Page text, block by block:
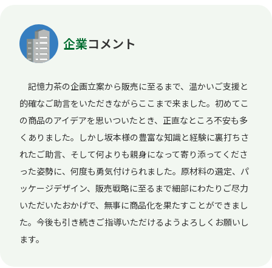
企業コメント
記憶力茶の企画立案から販売に至るまで、温かいご支援と
的確なご助言をいただきながらここまで来ました。初めてこ
の商品のアイデアを思いついたとき、正直なところ不安も多
くありました。しかし坂本様の豊富な知識と経験に裏打ちさ
れたご助言、そして何よりも親身になって寄り添ってくださ
った姿勢に、何度も勇気付けられました。原材料の選定、パ
ッケージデザイン、販売戦略に至るまで細部にわたりご尽力
いただいたおかげで、無事に商品化を果たすことができまし
た。今後も引き続きご指導いただけるようよろしくお願いし
ます。